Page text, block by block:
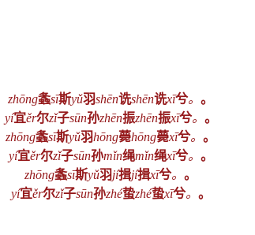
zhōng螽sī斯yǔ羽shēn诜shēn诜xī兮。 。
yí宜ěr尔zǐ子sūn孙zhēn振zhēn振xī兮。 。
zhōng螽sī斯yǔ羽hōng薨hōng薨xī兮。 。
yí宜ěr尔zǐ子sūn孙mǐn绳mǐn绳xī兮。 。
zhōng螽sī斯yǔ羽jí揖jí揖xī兮。 。
yí宜ěr尔zǐ子sūn孙zhé蛰zhé蛰xī兮。 。